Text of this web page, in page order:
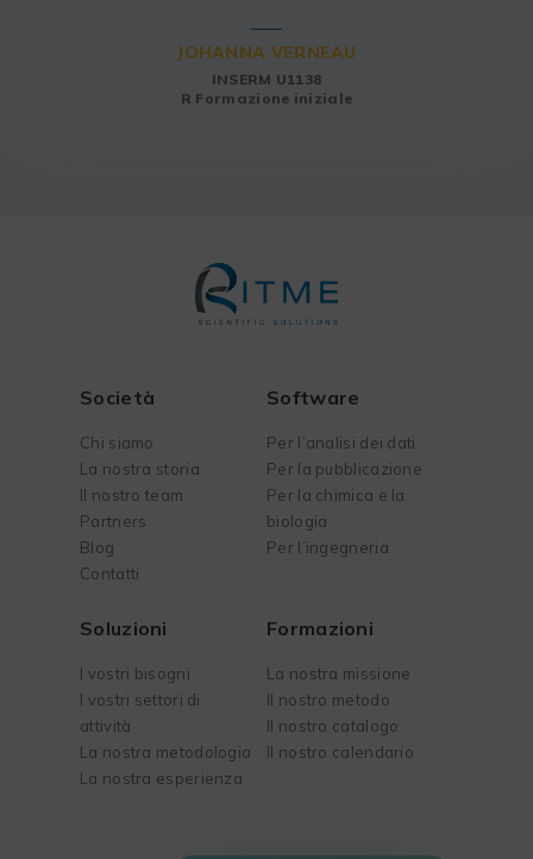
JOHANNA VERNEAU
INSERM U1138
R Formazione iniziale
Società
Chi siamo
La nostra storia
Il nostro team
Partners
Blog
Contatti
Software
Per l’analisi dei dati
Per la pubblicazione
Per la chimica e la
biologia
Per l’ingegneria
Soluzioni
I vostri bisogni
I vostri settori di
attività
La nostra metodologia
La nostra esperienza
Formazioni
La nostra missione
Il nostro metodo
Il nostro catalogo
Il nostro calendario